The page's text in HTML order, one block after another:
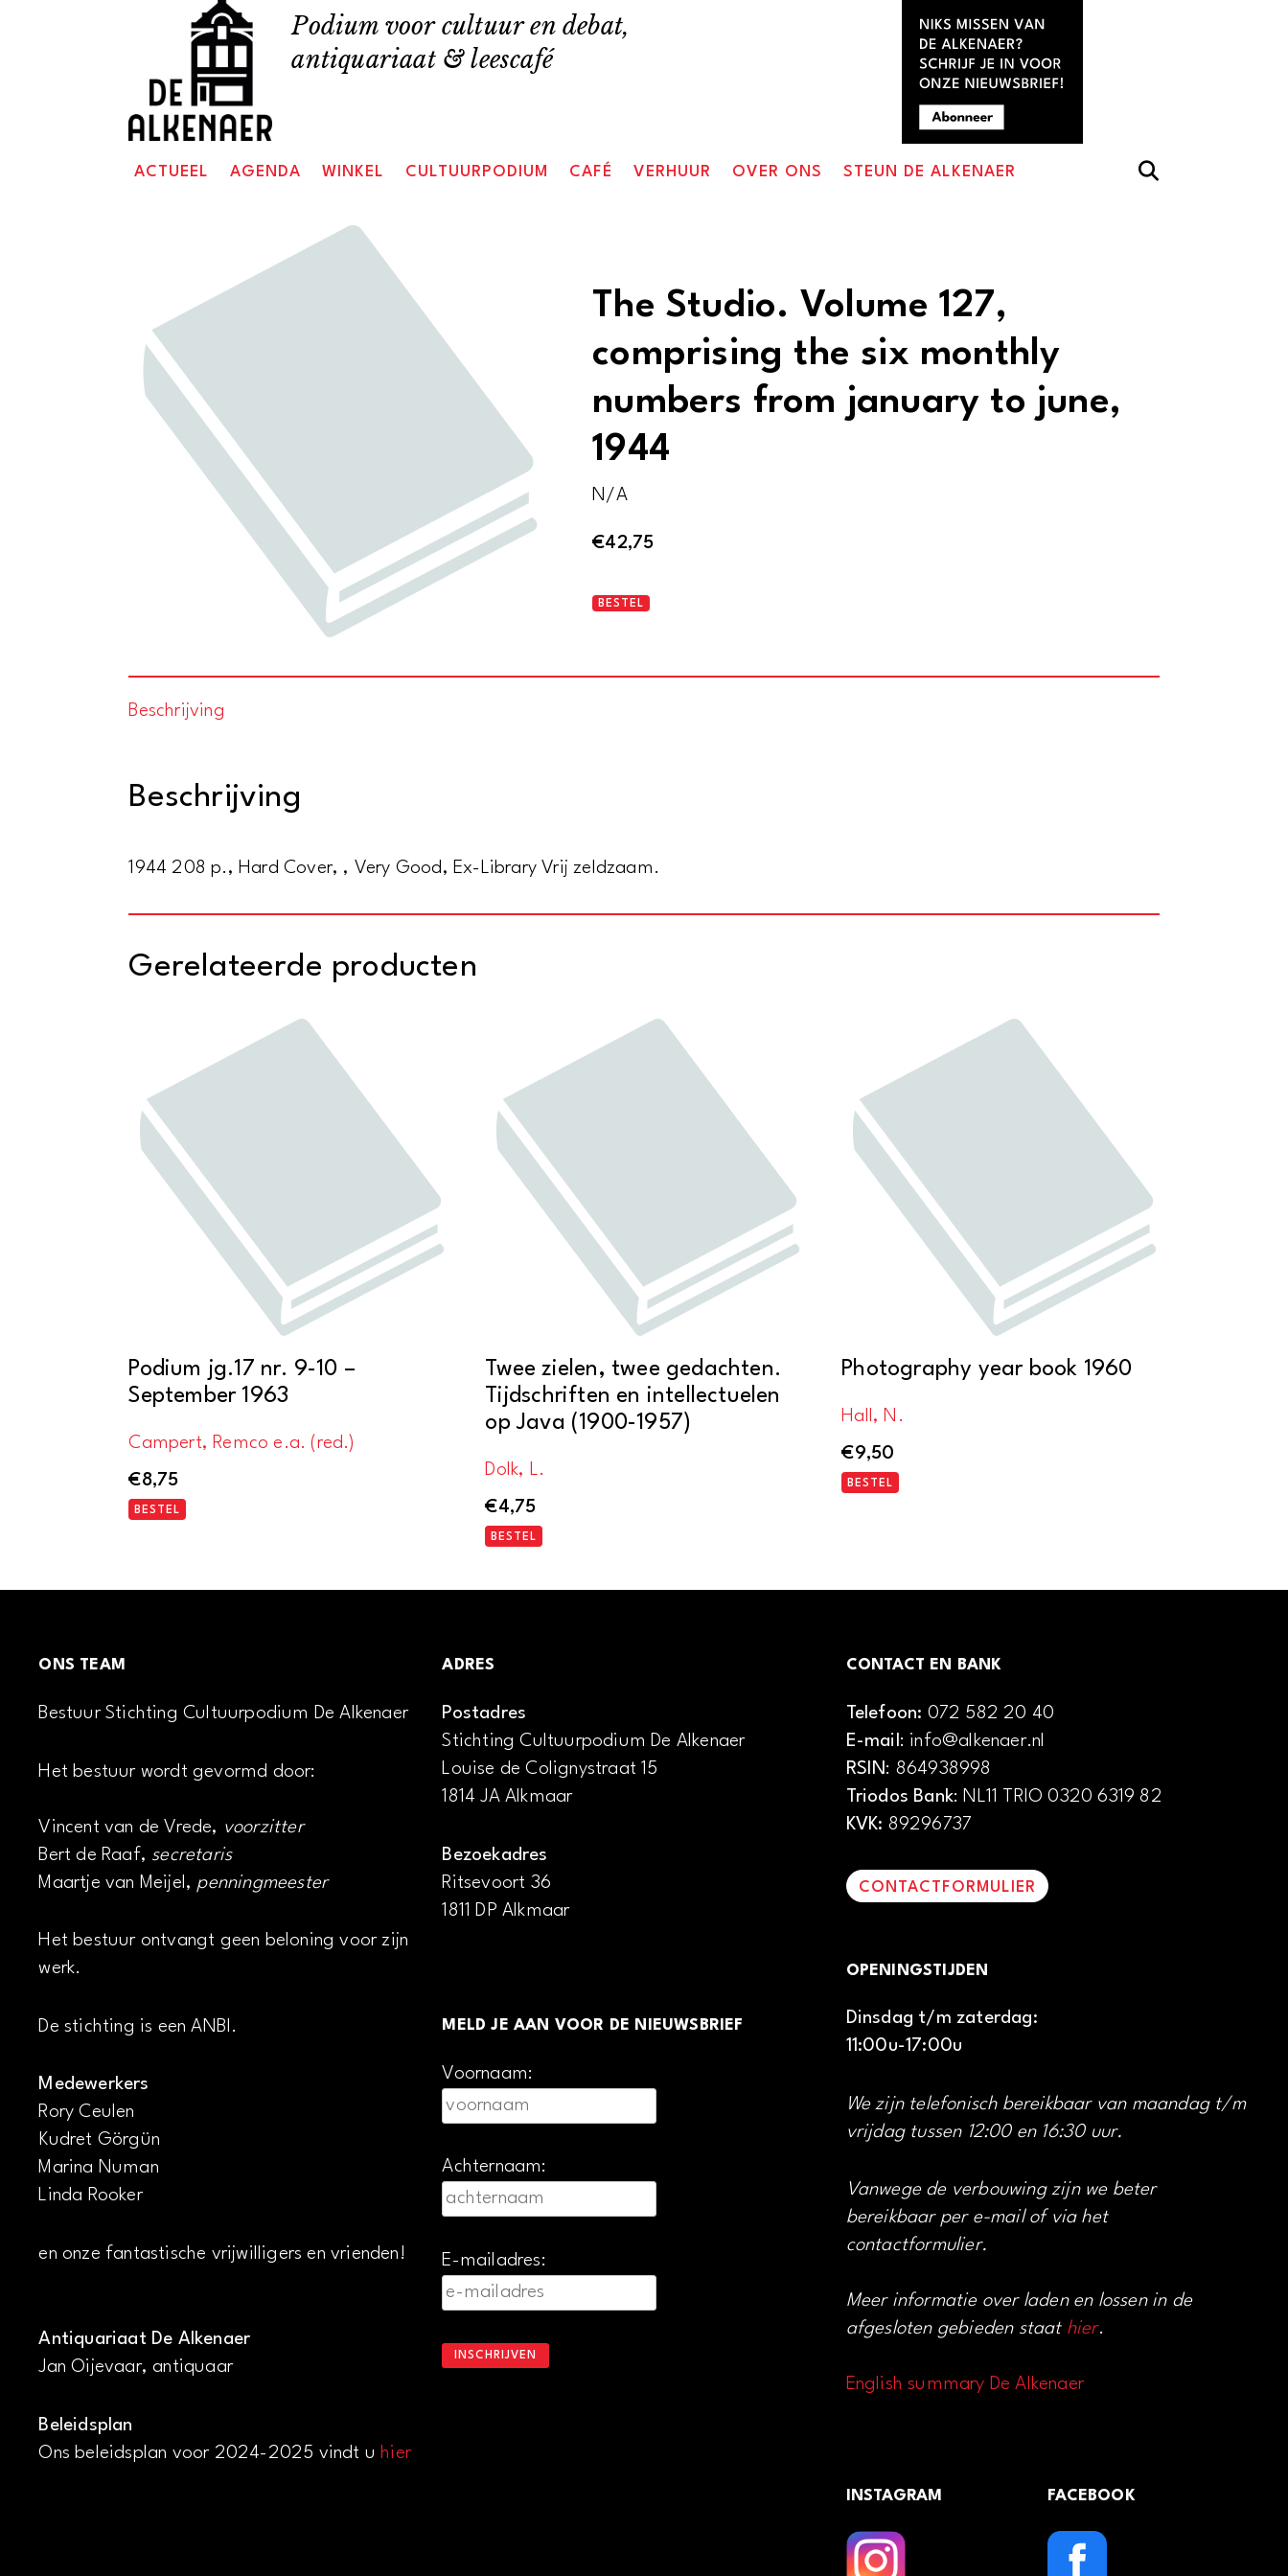
Podium voor cultuur en debat,
antiquariaat & leescafé
ACTUEEL AGENDA WINKEL CULTUURPODIUM CAFÉ VERHUUR OVER ONS STEUN DE ALKENAER
The Studio. Volume 127,
comprising the six monthly
numbers from january to june,
1944
N/A
€42,75
The
127,
january
BESTEL
Beschrijving
Beschrijving
1944 208 p., Hard Cover, , Very Good, Ex-Library Vrij zeldzaam.
Gerelateerde producten
Podium jg.17 nr. 9-10 –
September 1963
Campert, Remco e.a. (red.)
€8,75
BESTEL
Twee zielen, twee gedachten.
Tijdschriften en intellectuelen
op Java (1900-1957)
Dolk, L.
€4,75
BESTEL
Photography year book 1960
Hall, N.
€9,50
BESTEL
ONS TEAM
Bestuur Stichting Cultuurpodium De Alkenaer
Het bestuur wordt gevormd door:
Vincent van de Vrede, voorzitter
Bert de Raaf, secretaris
Maartje van Meijel, penningmeester
Het bestuur ontvangt geen beloning voor zijn
werk.
De stichting is een ANBI.
Medewerkers
Rory Ceulen
Kudret Görgün
Marina Numan
Linda Rooker
en onze fantastische vrijwilligers en vrienden!
Antiquariaat De Alkenaer
Jan Oijevaar, antiquaar
Beleidsplan
Ons beleidsplan voor 2024-2025 vindt u hier
ADRES
Postadres
Stichting Cultuurpodium De Alkenaer
Louise de Colignystraat 15
1814 JA Alkmaar
Bezoekadres
Ritsevoort 36
1811 DP Alkmaar
MELD JE AAN VOOR DE NIEUWSBRIEF
Voornaam:
Achternaam:
E-mailadres:
CONTACT EN BANK
Telefoon: 072 582 20 40
E-mail: info@alkenaer.nl
RSIN: 864938998
Triodos Bank: NL11 TRIO 0320 6319 82
KVK: 89296737
CONTACTFORMULIER
OPENINGSTIJDEN
Dinsdag t/m zaterdag:
11:00u-17:00u
We zijn telefonisch bereikbaar van maandag t/m
vrijdag tussen 12:00 en 16:30 uur.
Vanwege de verbouwing zijn we beter
bereikbaar per e-mail of via het
contactformulier.
Meer informatie over laden en lossen in de
afgesloten gebieden staat hier.
English summary De Alkenaer
INSTAGRAM FACEBOOK